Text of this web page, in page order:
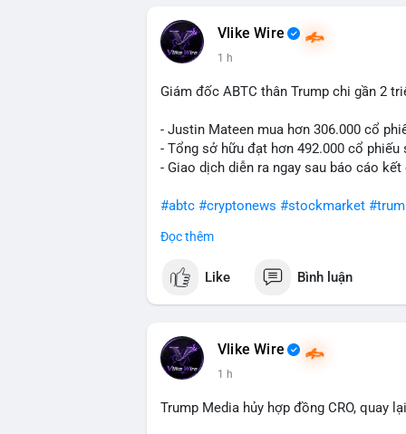
Vlike Wire
1 h
Giám đốc ABTC thân Trump chi gần 2
- Justin Mateen mua hơn 306.000 cổ
- Tổng sở hữu đạt hơn 492.000 cổ phiếu
- Giao dịch diễn ra ngay sau báo cáo
#abtc #cryptonews #stockmarket
$btc $eth
#vlikevn #titanbot
Đọc thêm
Like Bình luận
Vlike Wire
1 h
Trump Media hủy hợp đồng CRO, quay